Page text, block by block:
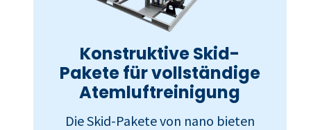
Konstruktive Skid-
Pakete für vollständige
Atemluftreinigung
Die Skid-Pakete von nano bieten